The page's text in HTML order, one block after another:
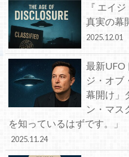
『 エイ
真実の幕
2025.12.01
最新UFO
ジ・オブ
幕開け」
ン・マス
を知っているはずです。」
2025.11.24